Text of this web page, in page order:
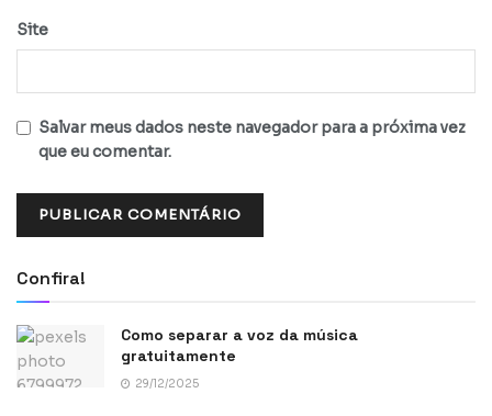
Site
Salvar meus dados neste navegador para a próxima vez
que eu comentar.
Confira!
Como separar a voz da música
gratuitamente
29/12/2025